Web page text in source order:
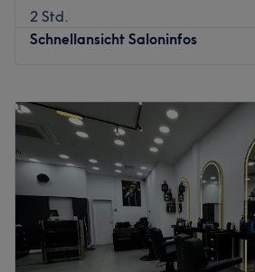
Produkte und Produktmarken:
Extras: Gut an die öffentlichen
angebunden
2 Std.
Schnellansicht Saloninfos
Dienstag
Mittwoch
Donnerstag
Freitag
Samstag
Sonntag
München hat einen Ort, an dem